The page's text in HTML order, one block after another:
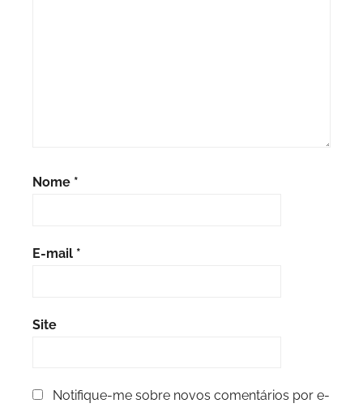
Nome *
E-mail *
Site
Notifique-me sobre novos comentários por e-